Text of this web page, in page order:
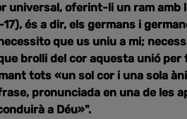
universal, oferint-li un ram amb
és a dir, els germans i
que us uniu a mi;
brolli del cor aquesta unió per
tots «un sol cor i una sola
pronunciada en una de les
a Déu»".